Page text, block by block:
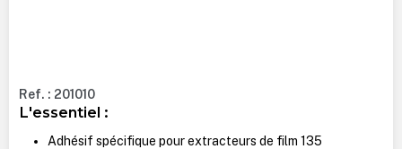
Ref. : 201010
L'essentiel :
Adhésif spécifique pour extracteurs de film 135